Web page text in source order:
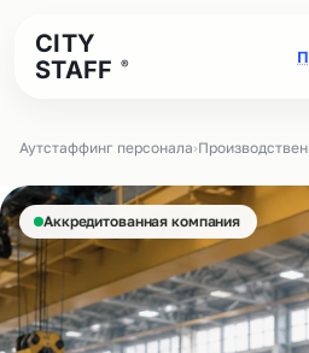
CITY
STAFF
®
Аутстаффинг персонала›
Аккредитованная компания